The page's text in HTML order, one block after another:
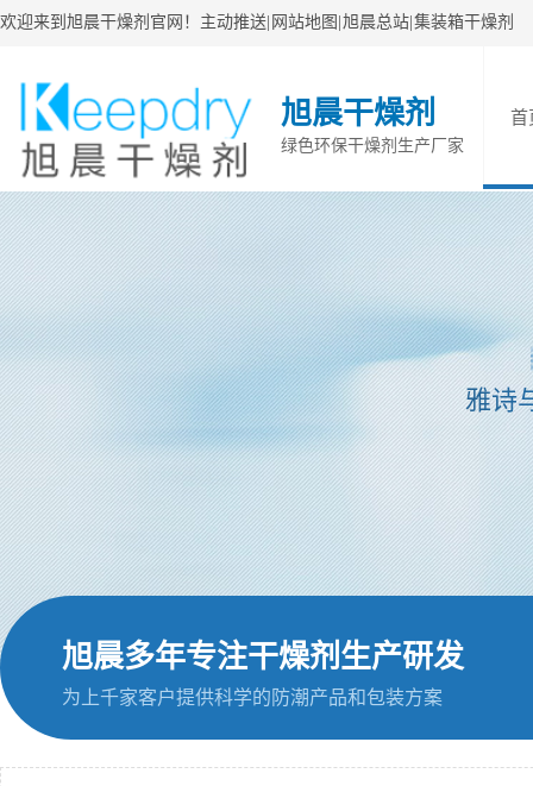
欢迎来到旭晨干燥剂官网！ 主动推送 网站地图 旭晨总站 集装箱干燥剂
旭晨干燥剂
绿色环保干燥剂生产厂家
首
雅诗
旭晨多年专注干燥剂生产研发
为上千家客户提供科学的防潮产品和包装方案